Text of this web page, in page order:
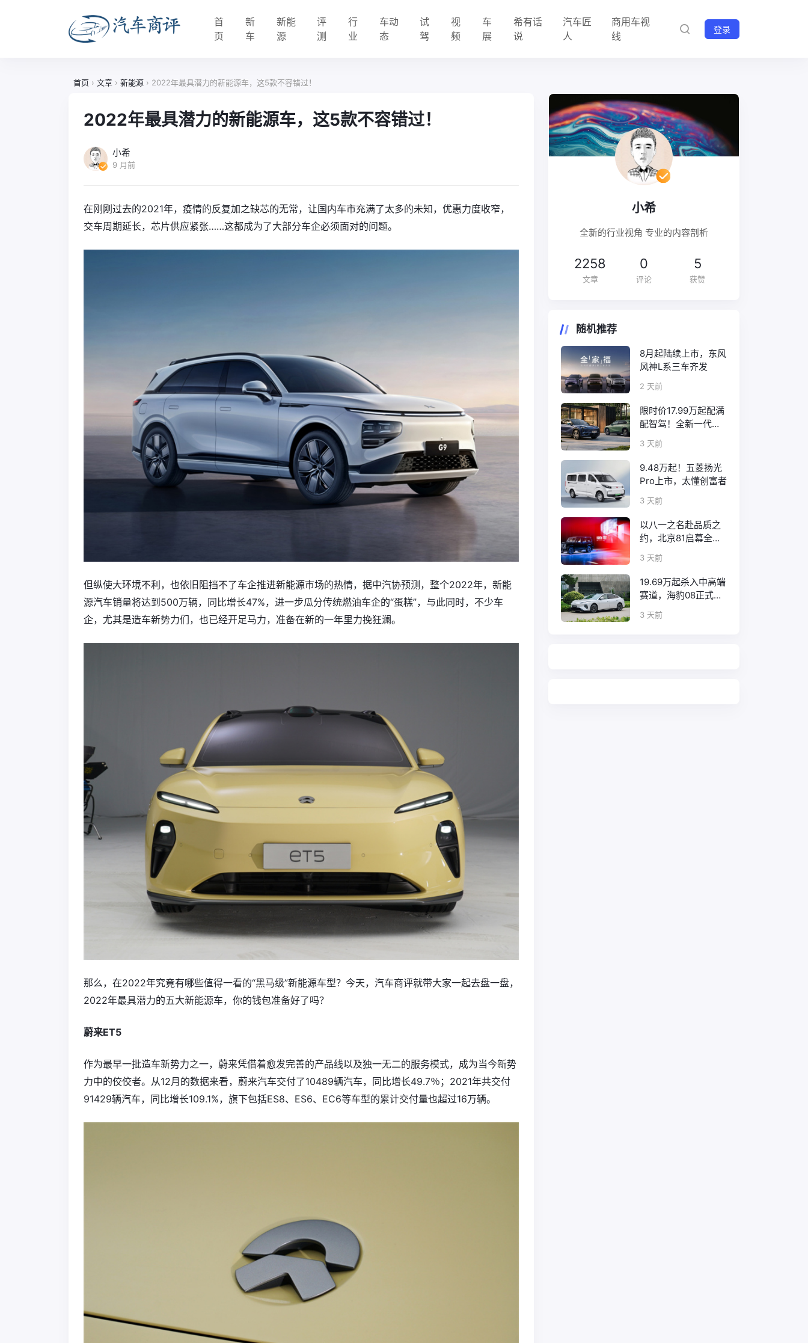
首
页
新
车
新能
源
评
测
行
业
车动
态
试
驾
视
频
车
展
希有话
说
汽车匠
人
商用车视
线
登录
首页 › 文章 › 新能源 › 2022年最具潜力的新能源车，这5款不容错过！
2022年最具潜力的新能源车，这5款不容错过！
小希
9 月前
在刚刚过去的2021年，疫情的反复加之缺芯的无常，让国内车市充满了太多的未知，优惠力度收窄，
交车周期延长，芯片供应紧张……这都成为了大部分车企必须面对的问题。
但纵使大环境不利，也依旧阻挡不了车企推进新能源市场的热情，据中汽协预测，整个2022年，新能
源汽车销量将达到500万辆，同比增长47%，进一步瓜分传统燃油车企的“蛋糕”，与此同时，不少车
企，尤其是造车新势力们，也已经开足马力，准备在新的一年里力挽狂澜。
那么，在2022年究竟有哪些值得一看的“黑马级”新能源车型？今天，汽车商评就带大家一起去盘一盘，
2022年最具潜力的五大新能源车，你的钱包准备好了吗？
蔚来ET5
作为最早一批造车新势力之一，蔚来凭借着愈发完善的产品线以及独一无二的服务模式，成为当今新势
力中的佼佼者。从12月的数据来看，蔚来汽车交付了10489辆汽车，同比增长49.7％；2021年共交付
91429辆汽车，同比增长109.1%，旗下包括ES8、ES6、EC6等车型的累计交付量也超过16万辆。
小希
全新的行业视角 专业的内容剖析
2258
文章
0
评论
5
获赞
随机推荐
8月起陆续上市，东风
风神L系三车齐发
2 天前
限时价17.99万起配满
配智驾！全新一代天
工08正式上市
3 天前
9.48万起！五菱扬光
Pro上市，太懂创富者
3 天前
以八一之名赴品质之
约，北京81启幕全新
口碑征程
3 天前
19.69万起杀入中高端
赛道，海豹08正式上
市！
3 天前